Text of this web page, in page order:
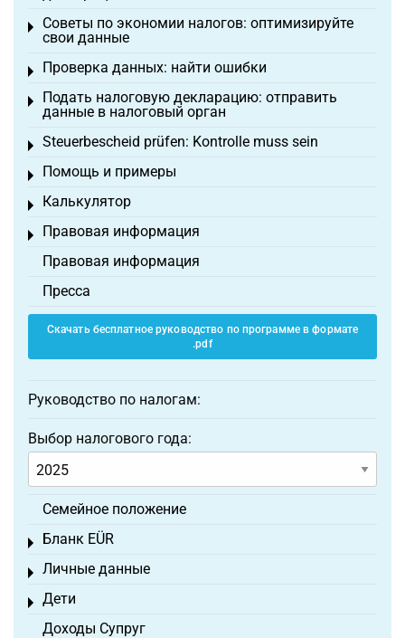
Советы по экономии налогов: оптимизируйте
свои данные
Toggle menu
Проверка данных: найти ошибки
Toggle menu
Подать налоговую декларацию: отправить
данные в налоговый орган
Toggle menu
Steuerbescheid prüfen: Kontrolle muss sein
Toggle menu
Помощь и примеры
Toggle menu
Калькулятор
Toggle menu
Правовая информация
Toggle menu
Правовая информация
Пресса
Скачать бесплатное руководство по программе в формате
.pdf
Руководство по налогам:
Выбор налогового года:
Семейное положение
Бланк EÜR
Toggle menu
Личные данные
Toggle menu
Дети
Toggle menu
Доходы Супруг